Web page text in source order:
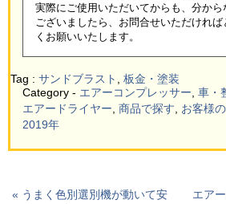
実際にご使用いただいてからも、分か
ございましたら、お問合せいただけれ
くお願いいたします。
Tag : サンドブラスト
板金・塗装
Category - エアーコンプレッサー 車・
エアードライヤー 商品で探す お客様
2019年
« うまく色別選別機が動いて安
エア